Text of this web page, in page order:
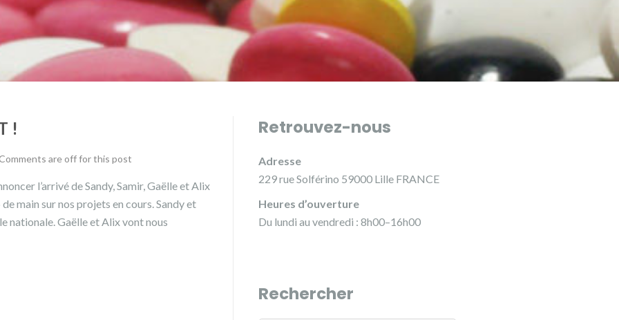
!
are off for this post
l’arrivé de Sandy, Samir, Gaëlle et Alix
main sur nos projets en cours. Sandy et
nationale. Gaëlle et Alix vont nous
Retrouvez-nous
Adresse
229 rue Solférino 59000 Lille FRANCE
Heures d’ouverture
Du lundi au vendredi : 8h00–16h00
Rechercher